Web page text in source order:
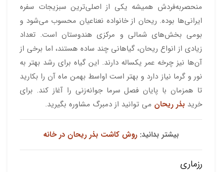
منحصربه‌فردش همیشه یکی از اصلی‌ترین سبزیجات سفره
ایرانی‌ها بوده. ریحان از خانواده نعناعیان محسوب می‌شود و
بومی بخش‌های شمالی و مرکزی هندوستان است. تعداد
زیادی از انواع ریحان، گیاهانی چند ساده هستند، اما برخی از
آن‌ها نیز چرخه عمر یکساله دارند. این گیاه برای رشد بهتر به
نور و گرما نیاز دارد و بهتر است اواسط بهمن ماه آن را بکارید
تا همزمان با پایان فصل سرما جوانه‌زنی را آغاز کند. برای
خرید بذر ریحان می توانید از دمبرگ مشاوره بگیرید.
بیشتر بدانید: روش کاشت بذر ریحان در خانه
رزماری